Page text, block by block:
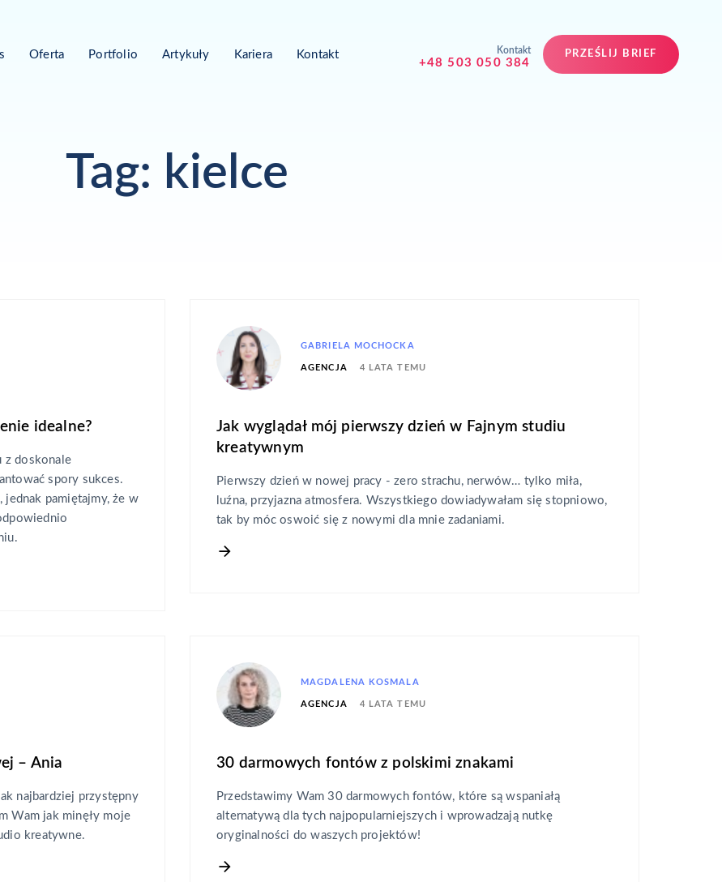
Oferta Portfolio Artykuły Kariera Kontakt Kontakt
+48 503 050 384
PRZEŚLIJ BRIEF
Tag: kielce
idealne?
z doskonale
spory sukces.
jednak pamiętajmy, że w
GABRIELA MOCHOCKA
AGENCJA 4 LATA TEMU
Jak wyglądał mój pierwszy dzień w Fajnym studiu
kreatywnym
Pierwszy dzień w nowej pracy - zero strachu, nerwów… tylko miła,
luźna, przyjazna atmosfera. Wszystkiego dowiadywałam się stopniowo,
tak by móc oswoić się z nowymi dla mnie zadaniami.
– Ania
najbardziej przystępny
Wam jak minęły moje
kreatywne.
MAGDALENA KOSMALA
AGENCJA 4 LATA TEMU
30 darmowych fontów z polskimi znakami
Przedstawimy Wam 30 darmowych fontów, które są wspaniałą
alternatywą dla tych najpopularniejszych i wprowadzają nutkę
oryginalności do waszych projektów!